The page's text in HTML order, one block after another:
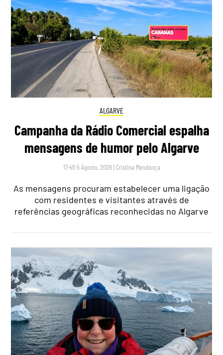
ALGARVE
Campanha da Rádio Comercial espalha
mensagens de humor pelo Algarve
17:40 5 Agosto, 2026 | Cristina Mendonça
As mensagens procuram estabelecer uma ligação
com residentes e visitantes através de
referências geográficas reconhecidas no Algarve